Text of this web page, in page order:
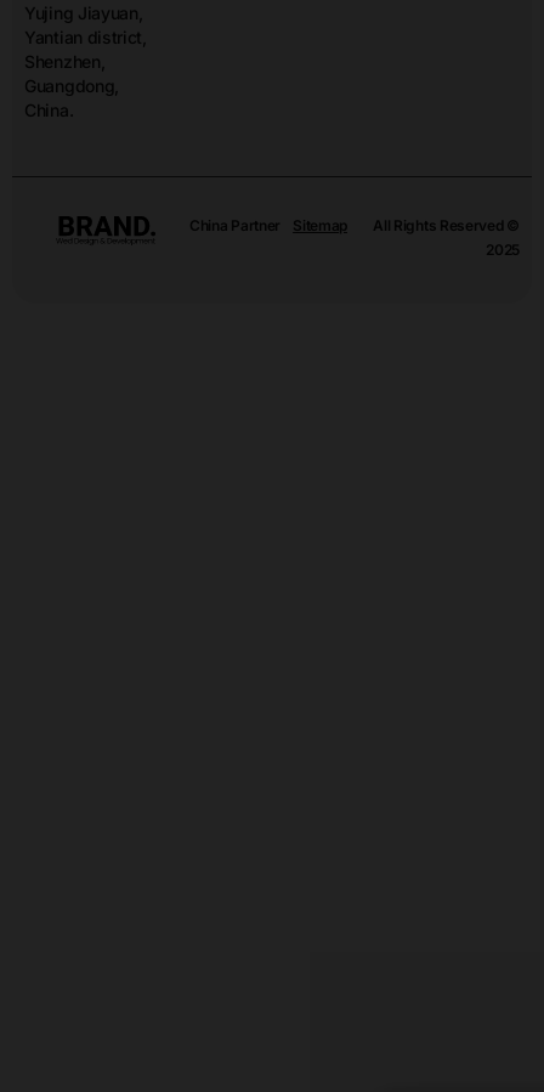
Yujing Jiayuan,
Yantian district,
Shenzhen,
Guangdong,
China.
China Partner Sitemap
All Rights Reserved ©
2025